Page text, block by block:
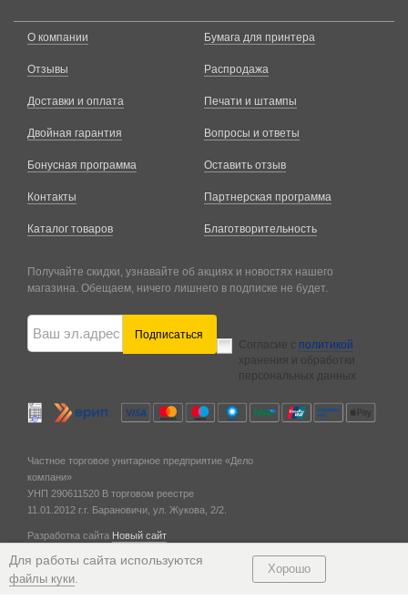
О компании
Отзывы
Доставки и оплата
Двойная гарантия
Бонусная программа
Контакты
Каталог товаров
Бумага для принтера
Распродажа
Печати и штампы
Вопросы и ответы
Оставить отзыв
Партнерская программа
Благотворительность
Получайте скидки, узнавайте об акциях и новостях нашего
магазина. Обещаем, ничего лишнего в подписке не будет.
Подписаться
Согласие с политикой
хранения и обработки
персональных данных
Частное торговое унитарное предприятие «Дело
компани»
УНП 290611520 В торговом реестре
11.01.2012 г. г. Барановичи, ул. Жукова, 2/2.
Разработка сайта Новый сайт
Для работы сайта используются
файлы куки
Хорошо